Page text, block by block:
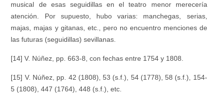
musical de esas seguidillas en el teatro menor merecería
atención. Por supuesto, hubo varias: manchegas, serias,
majas, majas y gitanas, etc., pero no encuentro menciones de
las futuras (seguidillas) sevillanas.
[14] V. Núñez, pp. 663-8, con fechas entre 1754 y 1808.
[15] V. Núñez, pp. 42 (1808), 53 (s.f.), 54 (1778), 58 (s.f.), 154-
5 (1808), 447 (1764), 448 (s.f.), etc.